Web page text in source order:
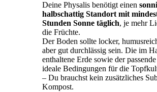
Deine Physalis benötigt einen
halbschattig Standort mit
Stunden Sonne täglich, je mehr
die Früchte.
Der Boden sollte locker,
aber gut durchlässig sein. Die im
enthaltene Erde sowie der
ideale Bedingungen für die
– Du brauchst kein zusätzliches
Kompost.